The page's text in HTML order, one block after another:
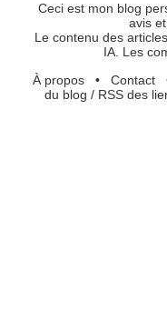
Ceci est mon blog
avis
Le contenu des
IA. Les
À propos• Contact
du blog / RSS des